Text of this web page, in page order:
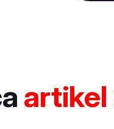
artikel